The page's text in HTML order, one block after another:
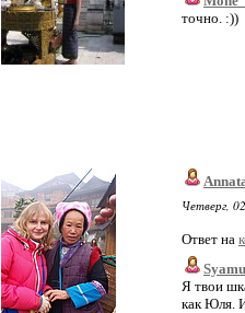
точно. :))
Четверг,
Ответ на
Я твои
как Юля.